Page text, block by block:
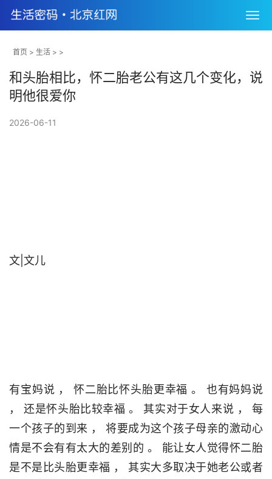
首页 > 生活 > >
和头胎相比，怀二胎老公有这几个变化，说
明他很爱你
2026-06-11
文|文儿
有宝妈说 ， 怀二胎比怀头胎更幸福 。 也有妈妈说
， 还是怀头胎比较幸福 。 其实对于女人来说 ， 每
一个孩子的到来 ， 将要成为这个孩子母亲的激动心
情是不会有有太大的差别的 。 能让女人觉得怀二胎
是不是比头胎更幸福 ， 其实大多取决于她老公或者